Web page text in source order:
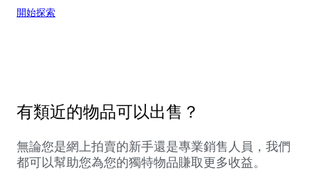
開始探索
有類近的物品可以出售？
無論您是網上拍賣的新手還是專業銷售人員，我們
都可以幫助您為您的獨特物品賺取更多收益。